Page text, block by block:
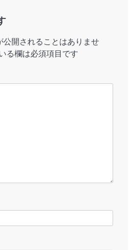
公開されることはありませ
る欄は必須項目です